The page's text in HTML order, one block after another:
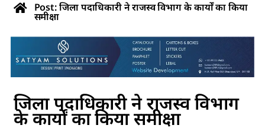
Post: जिला पदाधिकारी ने राजस्व विभाग के कार्यों का किया
समीक्षा
जिला पदाधिकारी ने राजस्व विभाग
के कार्यों का किया समीक्षा